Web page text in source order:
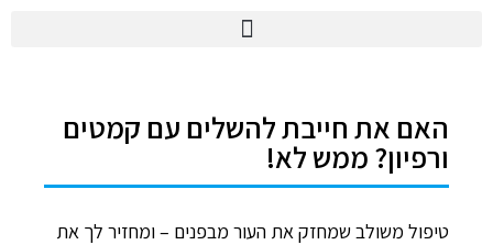
האם את חייבת להשלים עם קמטים
ורפיון? ממש לא!
טיפול משולב שמחזק את העור מבפנים – ומחזיר לך את